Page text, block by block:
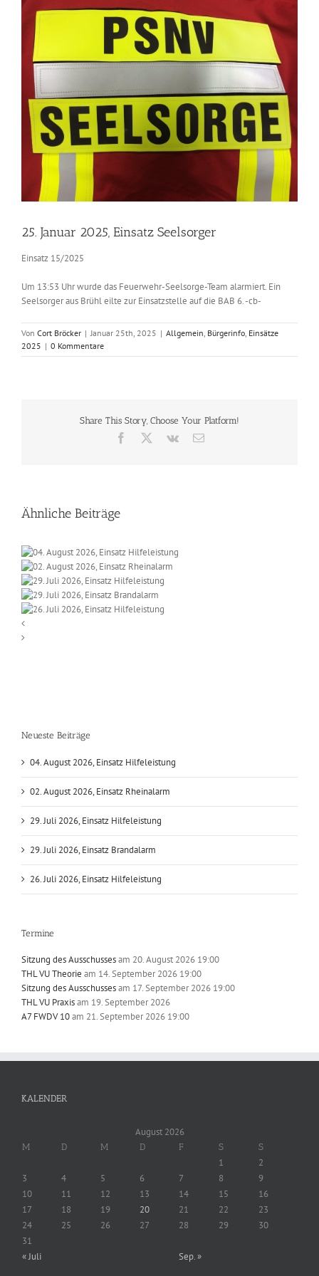
grösseres
Bild
25. Januar 2025, Einsatz Seelsorger
Einsatz 15/2025
Um 13:53 Uhr wurde das Feuerwehr-Seelsorge-Team alarmiert. Ein
Seelsorger aus Brühl eilte zur Einsatzstelle auf die BAB 6. -cb-
Von Cort Bröcker | Januar 25th, 2025 | Allgemein Bürgerinfo Einsätze
2025 | 0 Kommentare
Share This Story, Choose Your Platform!
Facebook Vk
E-
Ähnliche Beiträge
Neueste Beiträge
04. August 2026, Einsatz Hilfeleistung
02. August 2026, Einsatz Rheinalarm
29. Juli 2026, Einsatz Hilfeleistung
29. Juli 2026, Einsatz Brandalarm
26. Juli 2026, Einsatz Hilfeleistung
Termine
Sitzung des Ausschussesam 20. August 2026 19:00
THL VU Theorie am 14. September 2026 19:00
Sitzung des Ausschussesam 17. September 2026 19:00
THL VU Praxisam 19. September 2026
A7 FWDV 10am 21. September 2026 19:00
KALENDER
August 2026
M D M D F S S
1
2
3
4 5 6 7 8
9
10
11 12 13 14 15
16
17
18 19 20 21 22
23
24
25 26 27 28 29
30
31
« Juli
Sep. »